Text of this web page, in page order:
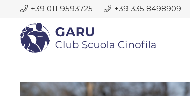
+39 011 9593725 +39 335 8498909